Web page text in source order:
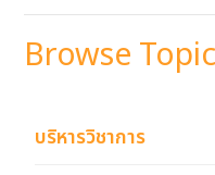
Browse
บริหารวิชาการ